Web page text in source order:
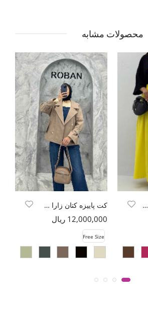
محصولات مشابه
دامن بلند پری مودال جلو دو بند کت پاییزه کتان زارا چهار دکمه آژند
12,000,000 ریال
Free Size